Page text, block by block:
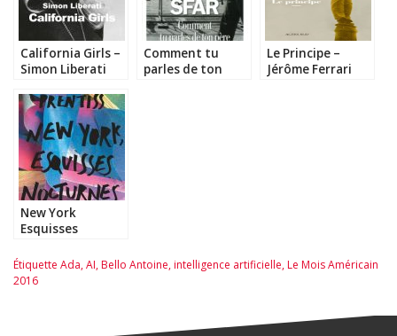
California Girls –
Simon Liberati
Comment tu
parles de ton
Le Principe –
Jérôme Ferrari
New York
Esquisses
Molly Prentiss
Étiquette Ada,AI,Bello Antoine,intelligence artificielle,Le Mois Américain
2016